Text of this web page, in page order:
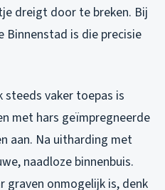
dreigt door te breken. Bij
Binnenstad is die precisie
steeds vaker toepas is
met hars geïmpregneerde
aan. Na uitharding met
naadloze binnenbuis.
onmogelijk is, denk